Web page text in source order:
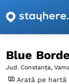
Pagina principală
Blue
Jud. Constanța,
Arată pe hartă